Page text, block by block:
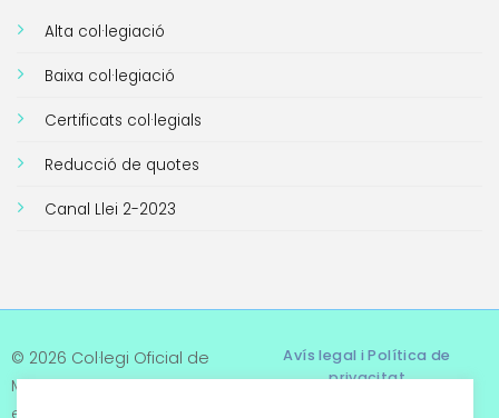
Alta col·legiació
Baixa col·legiació
Certificats col·legials
Reducció de quotes
Canal Llei 2-2023
© 2026 Col·legi Oficial de
Metges de Tarragona. Tots
els drets reservats
Avís legal i Política de
privacitat